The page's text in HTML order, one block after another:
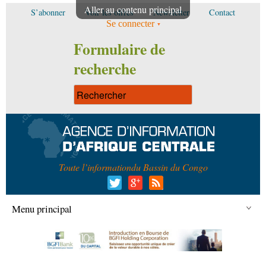
Aller au contenu principal
S’abonner Voir les offres Newsletter Contact
Se connecter
Formulaire de
recherche
Toute l’informationdu Bassin du Congo
Menu principal